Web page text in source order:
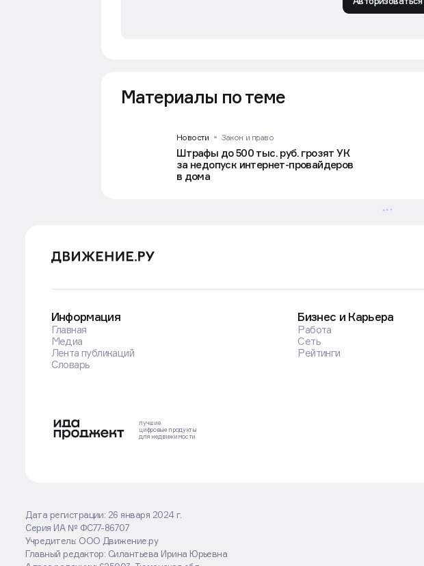
Материалы по теме
Новости Закон и право
Штрафы до 500 тыс. руб. грозят УК
за недопуск интернет-провайдеров
в дома
Оставаясь на сайте, вы соглашаетесь
с использованием cookies